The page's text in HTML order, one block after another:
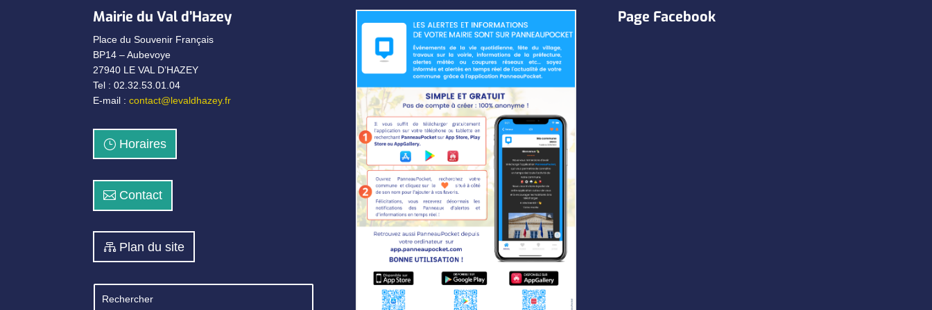
Mairie du Val d’Hazey
Place du Souvenir Français
BP14 – Aubevoye
27940 LE VAL D’HAZEY
Tel : 02.32.53.01.04
E-mail :contact@levaldhazey.fr
Horaires
Contact
Plan du site
Page Facebook